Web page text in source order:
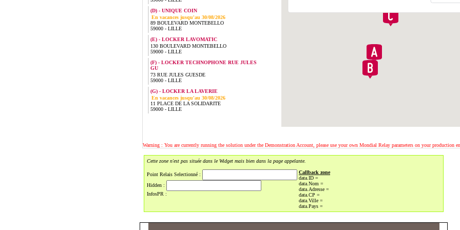
(D) - UNIQUE COIN
En vacances jusqu'au 30/08/2026
89 BOULEVARD MONTEBELLO
59000 - LILLE
(E) - LOCKER LAVOMATIC
130 BOULEVARD MONTEBELLO
59000 - LILLE
(F) - LOCKER TECHNOPHONE RUE JULES
GU
73 RUE JULES GUESDE
59000 - LILLE
(G) - LOCKER LA LAVERIE
En vacances jusqu'au 30/08/2026
11 PLACE DE LA SOLIDARITE
59000 - LILLE
Warning : You are currently running the solution under the Demonstration Account, please use your own Mondial Relay parameters on your production
Cette zone n'est pas située dans le Widget mais bien dans la page appelante.
Point Relais Selectionné :
Hidden :
InfosPR :
Callback zone
data.ID =
data.Nom =
data.Adresse =
data.CP =
data.Ville =
data.Pays =